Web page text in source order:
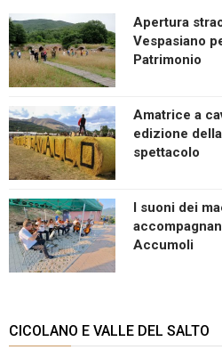
Apertura
Vespasiano
Patrimonio
Amatrice a
edizione
spettacolo
I suoni dei
Accumoli
CICOLANO E VALLE DEL SALTO